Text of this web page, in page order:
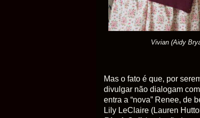
Vivian (Aidy
Mas o fato é que, por
divulgar não dialogam
entra a “nova” Renee, de
Lily LeClaire (Lauren